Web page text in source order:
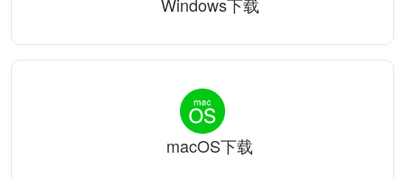
macOS下载